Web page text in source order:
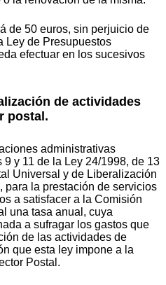
de 50 euros, sin perjuicio de
Ley de Presupuestos
efectuar en los sucesivos
de actividades
postal.
administrativas
y 11 de la Ley 24/1998, de 13
Universal y de Liberalización
para la prestación de servicios
a satisfacer a la Comisión
una tasa anual, cuya
a sufragar los gastos que
de las actividades de
que esta ley impone a la
Postal.